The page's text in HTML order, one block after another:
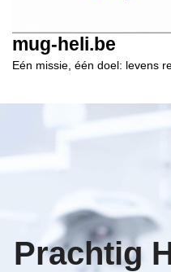
mug-heli.be
Eén missie, één doel: levens
Prachtig